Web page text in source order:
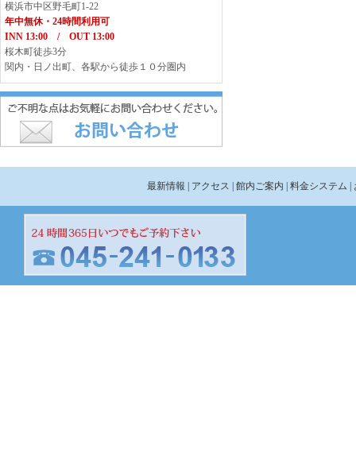
横浜市中区野毛町1-22
年中無休・24時間利用可
INN 13:00 / OUT 13:00
桜木町徒歩3分
関内・日ノ出町、各駅から徒歩１０分圏内
最新情報 | アクセス | 館内ご案内 | 料金システム